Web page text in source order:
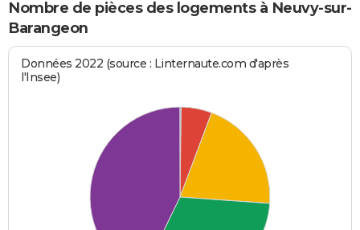
Nombre de pièces des logements à Neuvy-sur-
Barangeon
Données 2022 (source : Linternaute.com d'après
l'Insee)